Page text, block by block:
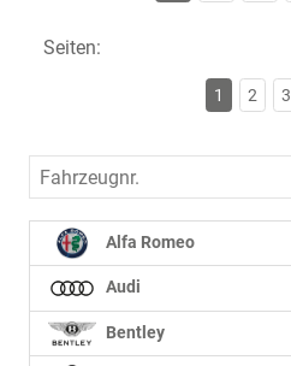
Seiten:
1 2 3
Fahrzeugnr.
Alfa Romeo
Audi
Bentley